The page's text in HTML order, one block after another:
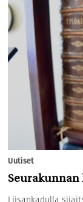
Uutiset
Seurakunnan
Liisankadulla